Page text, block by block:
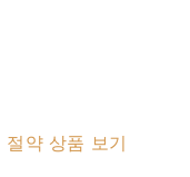
약 상품 보기